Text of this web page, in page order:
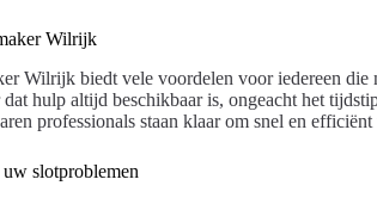
Wilrijk
Wilrijk biedt vele voordelen voor iedereen die
hulp altijd beschikbaar is, ongeacht het
professionals staan klaar om snel en efficiënt
slotproblemen